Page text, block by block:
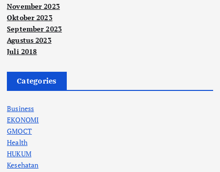
November 2023
Oktober 2023
September 2023
Agustus 2023
Juli 2018
Categories
Business
EKONOMI
GMOCT
Health
HUKUM
Kesehatan